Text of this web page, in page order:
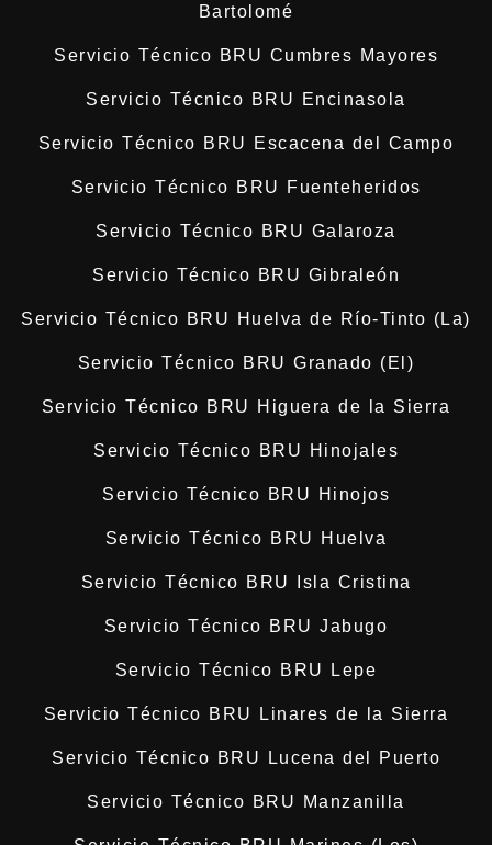
Bartolomé
Servicio Técnico BRU Cumbres Mayores
Servicio Técnico BRU Encinasola
Servicio Técnico BRU Escacena del Campo
Servicio Técnico BRU Fuenteheridos
Servicio Técnico BRU Galaroza
Servicio Técnico BRU Gibraleón
Servicio Técnico BRU Huelva de Río-Tinto (La)
Servicio Técnico BRU Granado (El)
Servicio Técnico BRU Higuera de la Sierra
Servicio Técnico BRU Hinojales
Servicio Técnico BRU Hinojos
Servicio Técnico BRU Huelva
Servicio Técnico BRU Isla Cristina
Servicio Técnico BRU Jabugo
Servicio Técnico BRU Lepe
Servicio Técnico BRU Linares de la Sierra
Servicio Técnico BRU Lucena del Puerto
Servicio Técnico BRU Manzanilla